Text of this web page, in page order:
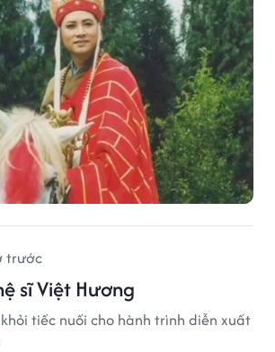
trước
sĩ Việt Hương
tiếc nuối cho hành trình diễn xuất